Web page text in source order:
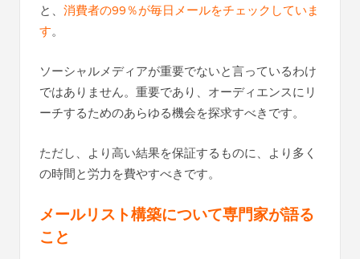
と、 消費者の99％が毎日メールをチェックしていま
す。
ソーシャルメディアが重要でないと言っているわけ
ではありません。重要であり、オーディエンスにリ
ーチするためのあらゆる機会を探求すべきです。
ただし、より高い結果を保証するものに、より多く
の時間と労力を費やすべきです。
メールリスト構築について専門家が語る
こと